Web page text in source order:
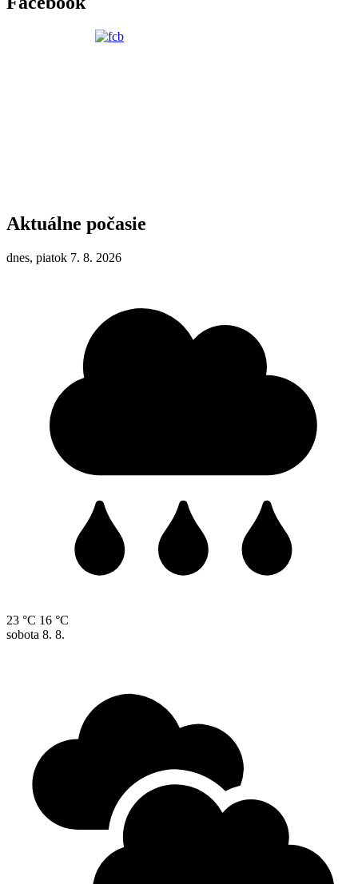
Aktuálne počasie
dnes, piatok 7. 8. 2026
23 °C 16 °C
sobota 8. 8.